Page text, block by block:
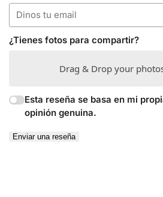
¿Tienes fotos para compartir?
Drag & Drop your
Esta reseña se basa en mi
opinión genuina.
Enviar una reseña